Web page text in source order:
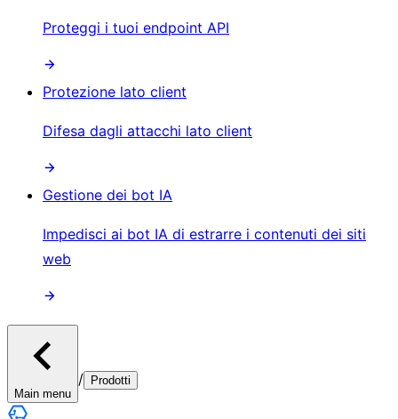
Proteggi i tuoi endpoint API
Protezione lato client
Difesa dagli attacchi lato client
Gestione dei bot IA
Impedisci ai bot IA di estrarre i contenuti dei siti
web
Main menu
/ Prodotti